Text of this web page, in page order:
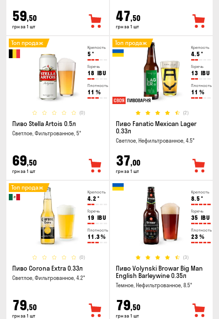
59,50
грн за 1 шт
47,50
грн за 1 шт
Крепость
5 °
Горечь
18 IBU
Плотность
11 %
(0)
Топ продаж
Пиво Stella Artois 0.5л
Светлое, Фильтрованное, 5°
69,50
грн за 1 шт
Крепость
4.5 °
Горечь
13 IBU
Плотность
11 %
(2)
Топ продаж
Пиво Fanatic Mexican Lager
0.33л
Светлое, Нефильтрованное, 4.5°
37,00
грн за 1 шт
Крепость
4.2 °
Горечь
19 IBU
Плотность
11.3%
(0)
Топ продаж
Пиво Corona Extra 0.33л
Светлое, Фильтрованное, 4.2°
79,50
грн за 1 шт
Крепость
8.5 °
Горечь
35 IBU
Плотность
23 %
(3)
Пиво Volynski Browar Big Man
English Barleywine 0.35л
Темное, Нефильтрованное, 8.5°
79,50
грн за 1 шт